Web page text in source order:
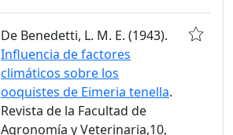
De Benedetti, L. M. E. (1943).
Influencia de factores
climáticos sobre los
ooquistes de Eimeria tenella.
Revista de la Facultad de
Agronomía y Veterinaria,10,